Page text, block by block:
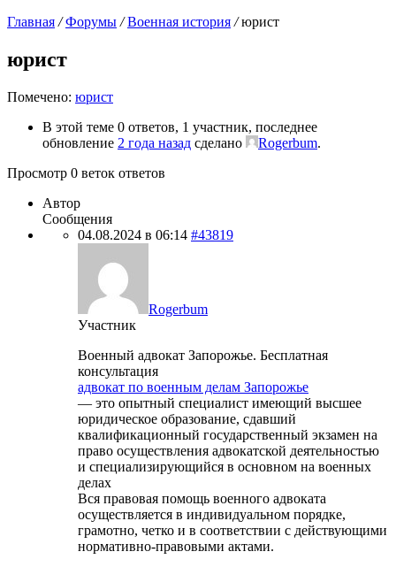
Главная / Форумы / Военная история / юрист
юрист
Помечено: юрист
В этой теме 0 ответов, 1 участник, последнее
обновление 2 года назад сделано Rogerbum.
Просмотр 0 веток ответов
Автор
Сообщения
04.08.2024 в 06:14 #43819
Rogerbum
Участник
Военный адвокат Запорожье. Бесплатная
консультация
адвокат по военным делам Запорожье
— это опытный специалист имеющий высшее
юридическое образование, сдавший
квалификационный государственный экзамен на
право осуществления адвокатской деятельностью
и специализирующийся в основном на военных
делах
Вся правовая помощь военного адвоката
осуществляется в индивидуальном порядке,
грамотно, четко и в соответствии с действующими
нормативно-правовыми актами.